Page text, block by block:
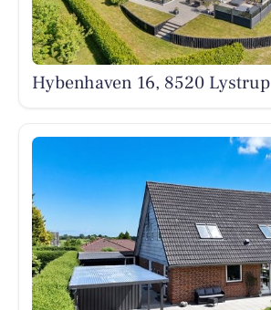
Hybenhaven 16, 8520 Lystrup